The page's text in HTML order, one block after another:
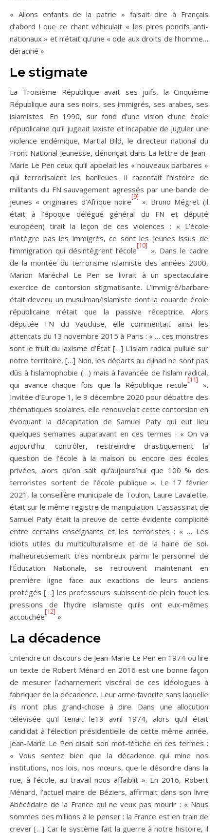
« Allons enfants de la patrie » faisait dire à Français
d’abord ! que ce chant véhiculait « les pires poncifs anti-
nationaux » et n’était qu’une « ode aux droits de l’homme…
déraciné ».
Le stigmate
La Troisième République avait ses juifs, la Cinquième
République aura ses noirs, ses immigrés, ses arabes, ses
islamistes. En 1990, sur fond d’une vision d’une école
républicaine qu’il jugeait laxiste et incapable de juguler une
violence endémique, Martial Bild, le directeur national du
Front National Jeunesse, dénonçait dans La lettre de Jean-
Marie Le Pen ceux qu’il appelait les « nouveaux barbares »
qui terrorisaient les banlieues. Il racontait l’histoire de
militants du FN sauvagement agressés par une bande de
jeunes « originaires d’Afrique noire
[9]
». Bruno Mégret (il
était à l’époque délégué général du FN et député
européen) tirait la leçon de ces violences : « L’école
n’intègre pas les immigrés, ce sont les jeunes issus de
l’immigration qui désintègrent l’école
[10]
». Dans le cadre
de la montée du terrorisme islamiste des années 2000,
Marion Maréchal Le Pen se livrait à un spectaculaire
exercice de contorsion stigmatisante. L’immigré/barbare
était devenu un musulman/islamiste dont la couarde école
républicaine n’était que la passive réceptrice. Alors
députée FN du Vaucluse, elle commentait ainsi les
attentats du 13 novembre 2015 à Paris : « … ces monstres
sont le fruit du laxisme d’État […] L’islam radical pullule sur
notre territoire, […] Non, les départs au djihad ne sont pas
dûs à l’islamophobie (…) mais à l’avancée de l’islam radical,
qui avance chaque fois que la République recule
[11]
».
Invitée d’Europe 1, le 9 décembre 2020 pour débattre des
thématiques scolaires, elle renouvelait cette contorsion en
évoquant la décapitation de Samuel Paty qui eut lieu
quelques semaines auparavant en ces termes : « On va
aujourd’hui contrôler, restreindre drastiquement la
question de l’école à la maison ou encore des écoles
privées, alors qu’on sait qu’aujourd’hui que 100 % des
terroristes sortent de l’école publique ». Le 17 février
2021, la conseillère municipale de Toulon, Laure Lavalette,
était sur le même registre de manipulation. L’assassinat de
Samuel Paty était la preuve de cette évidente complicité
entre certains enseignants et les terroristes : « … Les
idiots utiles du multiculturalisme et de la haine de soi,
malheureusement très nombreux parmi le personnel de
l’Éducation Nationale, se retrouvent maintenant en
première ligne face aux exactions de leurs anciens
protégés […] les professeurs subissent de plein fouet les
pressions de l’hydre islamiste qu’ils ont eux-mêmes
accouchée
[12]
».
La décadence
Entendre un discours de Jean-Marie Le Pen en 1974 ou lire
un texte de Robert Ménard en 2016 est une bonne façon
de mesurer l’acharnement viscéral de ces idéologues à
fabriquer de la décadence. Leur arme favorite sans laquelle
ils n’ont plus grand-chose à dire. Dans une allocution
télévisée qu’il tenait le19 avril 1974, alors qu’il était
candidat à l’élection présidentielle de cette même année,
Jean-Marie Le Pen disait son mot-fétiche en ces termes :
« Vous sentez bien que la décadence qui mine nos
institutions, nos lois, nos mœurs, que le désordre dans la
rue, à l’école, au travail nous affaiblit ». En 2016, Robert
Ménard, l’actuel maire de Béziers, affirmait dans son livre
Abécédaire de la France qui ne veux pas mourir : « Nous
sommes des millions à le penser : la France est en train de
crever […] Car le système fait la guerre à notre histoire, il